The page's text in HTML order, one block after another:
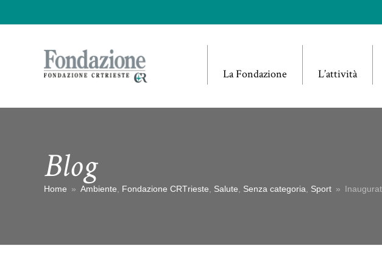
La Fondazione L’attività
Blog
Home » Ambiente Fondazione CRTrieste Salute Senza categoria Sport »